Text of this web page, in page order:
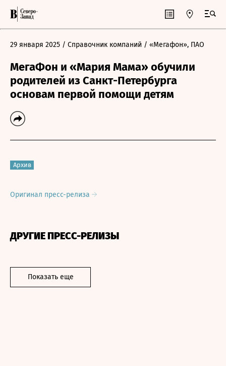
29 января 2025 / Справочник компаний / «Мегафон», ПАО
МегаФон и «Мария Мама» обучили
родителей из Санкт-Петербурга
основам первой помощи детям
Архив
Оригинал пресс-релиза
ДРУГИЕ ПРЕСС-РЕЛИЗЫ
Показать еще